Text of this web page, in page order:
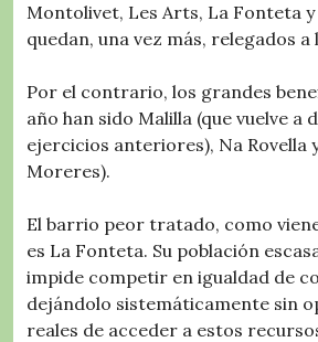
Montolivet, Les Arts, La Fonteta
quedan, una vez más, relegados a
Por el contrario, los grandes
año han sido Malilla (que vuelve a
ejercicios anteriores), Na Rovella
Moreres).
El barrio peor tratado, como
es La Fonteta. Su población
impide competir en igualdad de
dejándolo sistemáticamente sin
reales de acceder a estos